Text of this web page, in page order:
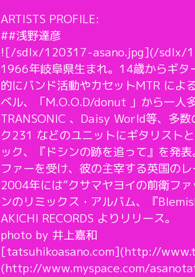
ARTISTS PROFILE:
##浅野達彦
![/sdlx/120317-asano.jpg](/sdlx/
1966年岐阜県生まれ。14歳からギタ
的にバンド活動やカセットMTR に
ベル、「M.O.O.D/donut 」から一人
TRANSONIC 、Daisy World等、多
ク231 などのユニットにギタリスト
ック、『ドシンの跡を追って』を発
ファーを受け、彼の主宰する英国の
2004年には”クサマヤヨイの前衛フ
ンのリミックス・アルバム、『
AKICHI RECORDS よりリリース。
photo by 井上嘉和
[tatsuhikoasano.com](http://
(http://www.myspace.com/